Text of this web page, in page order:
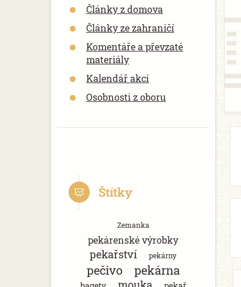
Články z domova
Články ze zahraničí
Komentáře a převzaté
materiály
Kalendář akcí
Osobnosti z oboru
Štítky
Zemanka
pekárenské výrobky
pekařství pekárny
pečivo pekárna